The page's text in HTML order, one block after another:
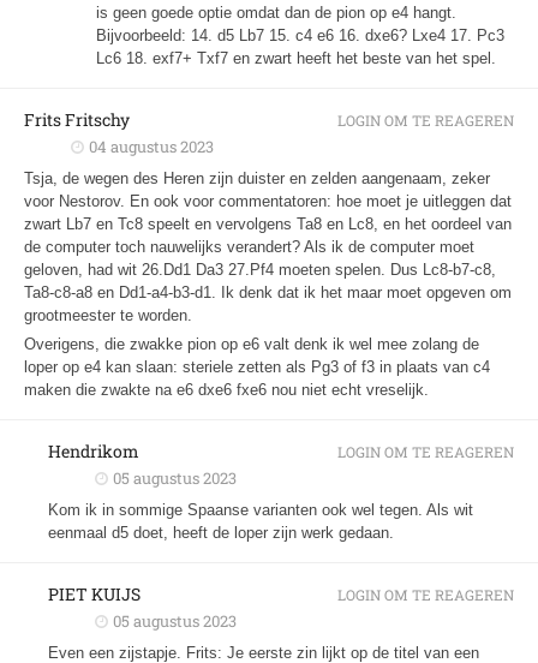
is geen goede optie omdat dan de pion op e4 hangt.
Bijvoorbeeld: 14. d5 Lb7 15. c4 e6 16. dxe6? Lxe4 17. Pc3
Lc6 18. exf7+ Txf7 en zwart heeft het beste van het spel.
Frits Fritschy
04 augustus 2023
Tsja, de wegen des Heren zijn duister en zelden aangenaam, zeker
voor Nestorov. En ook voor commentatoren: hoe moet je uitleggen dat
zwart Lb7 en Tc8 speelt en vervolgens Ta8 en Lc8, en het oordeel van
de computer toch nauwelijks verandert? Als ik de computer moet
geloven, had wit 26.Dd1 Da3 27.Pf4 moeten spelen. Dus Lc8-b7-c8,
Ta8-c8-a8 en Dd1-a4-b3-d1. Ik denk dat ik het maar moet opgeven om
grootmeester te worden.
Overigens, die zwakke pion op e6 valt denk ik wel mee zolang de
loper op e4 kan slaan: steriele zetten als Pg3 of f3 in plaats van c4
maken die zwakte na e6 dxe6 fxe6 nou niet echt vreselijk.
LOGIN OM TE REAGEREN
Hendrikom
05 augustus 2023
Kom ik in sommige Spaanse varianten ook wel tegen. Als wit
eenmaal d5 doet, heeft de loper zijn werk gedaan.
LOGIN OM TE REAGEREN
PIET KUIJS
05 augustus 2023
Even een zijstapje. Frits: Je eerste zin lijkt op de titel van een
LOGIN OM TE REAGEREN